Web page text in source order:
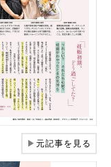
▶元記事を見る